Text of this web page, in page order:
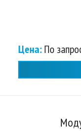
Цена: По